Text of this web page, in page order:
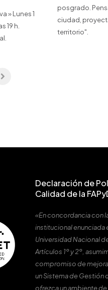
» Lunes 1
19 h.
posgrado.
ciudad,
territorio".
Declaración de
Calidad de la
«En concordancia con
institucional enunciada
Universidad Nacional
Artículos 1º y 2º,
compromiso de
un Sistema de Gestión
ofrezca un ambiente